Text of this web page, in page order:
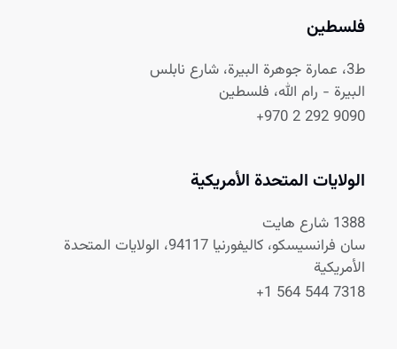
فلسطين
ط3، عمارة جوهرة البيرة، شارع نابلس
البيرة - رام الله، فلسطين
+970 2 292 9090
الولايات المتحدة الأمريكية
1388 شارع هايت
سان فرانسيسكو، كاليفورنيا 94117، الولايات المتحدة
الأمريكية
+1 564 544 7318